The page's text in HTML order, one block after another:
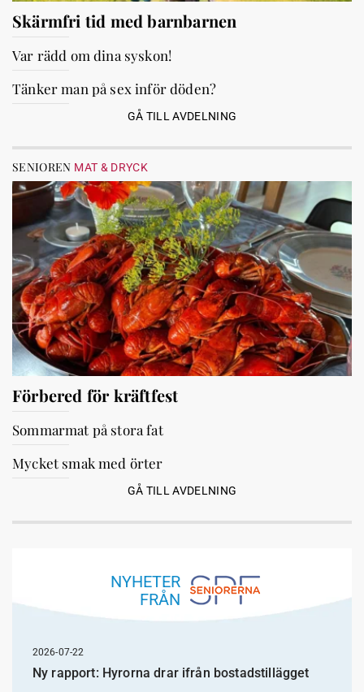
Skärmfri tid med barnbarnen
Var rädd om dina syskon!
Tänker man på sex inför döden?
GÅ TILL AVDELNING
SENIOREN MAT & DRYCK
Förbered för kräftfest
Sommarmat på stora fat
Mycket smak med örter
GÅ TILL AVDELNING
NYHETER
FRÅN
2026-07-22
Ny rapport: Hyrorna drar ifrån bostadstillägget